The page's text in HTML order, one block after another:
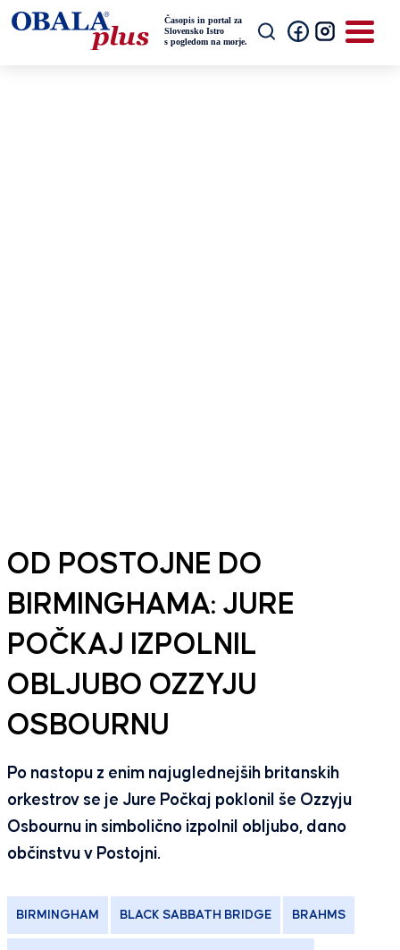
OD POSTOJNE DO
BIRMINGHAMA: JURE
POČKAJ IZPOLNIL
OBLJUBO OZZYJU
OSBOURNU
Po nastopu z enim najuglednejših britanskih
orkestrov se je Jure Počkaj poklonil še Ozzyju
Osbournu in simbolično izpolnil obljubo, dano
občinstvu v Postojni.
BIRMINGHAM BLACK SABBATH BRIDGE BRAHMS